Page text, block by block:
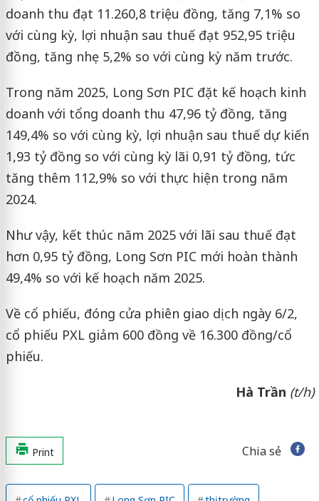
doanh thu đạt 11.260,8 triệu đồng, tăng 7,1% so
với cùng kỳ, lợi nhuận sau thuế đạt 952,95 triệu
đồng, tăng nhẹ 5,2% so với cùng kỳ năm trước.
Trong năm 2025, Long Sơn PIC đặt kế hoạch kinh
doanh với tổng doanh thu 47,96 tỷ đồng, tăng
149,4% so với cùng kỳ, lợi nhuận sau thuế dự kiến
1,93 tỷ đồng so với cùng kỳ lãi 0,91 tỷ đồng, tức
tăng thêm 112,9% so với thực hiện trong năm
2024.
Như vậy, kết thúc năm 2025 với lãi sau thuế đạt
hơn 0,95 tỷ đồng, Long Sơn PIC mới hoàn thành
49,4% so với kế hoạch năm 2025.
Về cổ phiếu, đóng cửa phiên giao dịch ngày 6/2,
cổ phiếu PXL giảm 600 đồng về 16.300 đồng/cổ
phiếu.
Hà Trần (t/h)
Print Chia sẻ